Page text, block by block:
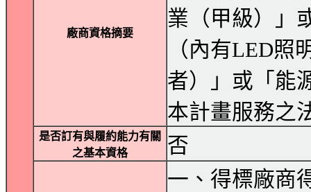
廠商資格摘要
業（甲級）」
（內有LED照
者）」或「能
本計畫服務之
是否訂有與履約能力有關
之基本資格
否
一、得標廠商